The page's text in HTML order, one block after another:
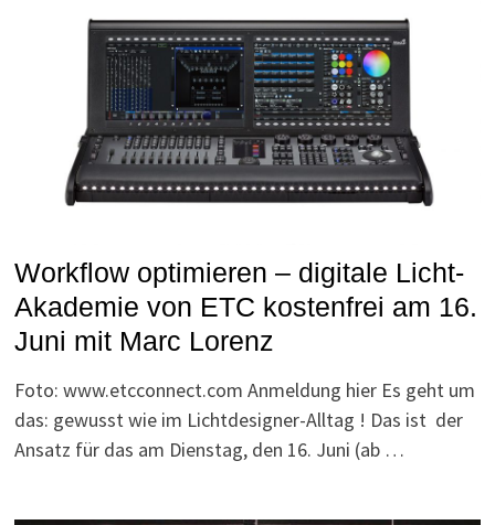
Workflow optimieren – digitale Licht-
Akademie von ETC kostenfrei am 16.
Juni mit Marc Lorenz
Foto: www.etcconnect.com Anmeldung hier Es geht um
das: gewusst wie im Lichtdesigner-Alltag ! Das ist der
Ansatz für das am Dienstag, den 16. Juni (ab …